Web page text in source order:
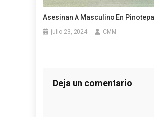
Asesinan A Masculino En Pinotepa
julio 23, 2024 CMM
Deja un comentario